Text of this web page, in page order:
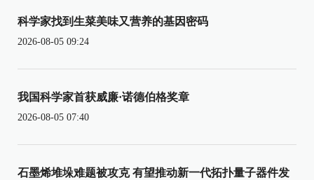
科学家找到生菜美味又营养的基因密码
2026-08-05 09:24
我国科学家首获威廉·诺德伯格奖章
2026-08-05 07:40
石墨烯堆垛难题被攻克 有望推动新一代拓扑量子器件发